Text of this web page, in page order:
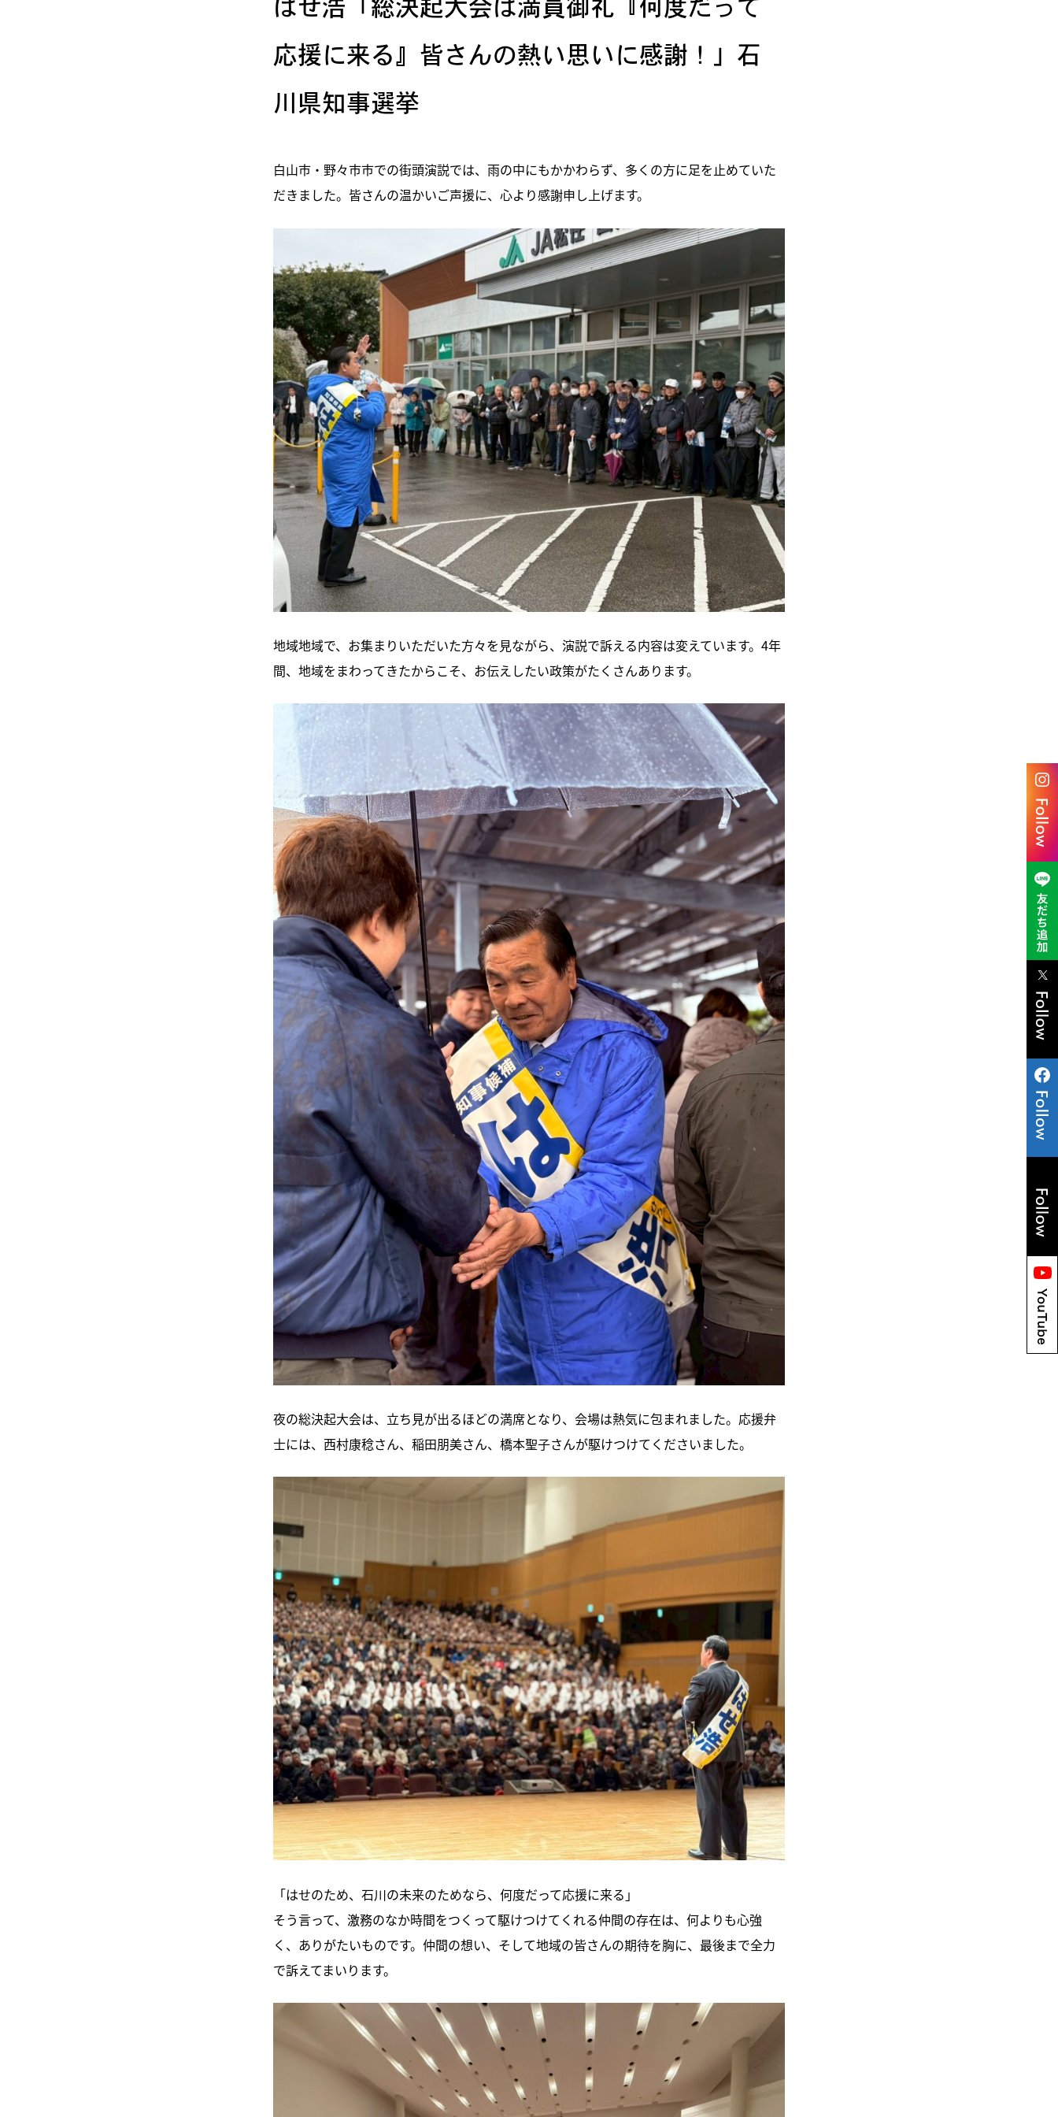
はせ浩「総決起大会は満員御礼『何度だって
応援に来る』皆さんの熱い思いに感謝！」石
川県知事選挙
白山市・野々市市での街頭演説では、雨の中にもかかわらず、多くの方に足を止めていた
だきました。皆さんの温かいご声援に、心より感謝申し上げます。
地域地域で、お集まりいただいた方々を見ながら、演説で訴える内容は変えています。4年
間、地域をまわってきたからこそ、お伝えしたい政策がたくさんあります。
夜の総決起大会は、立ち見が出るほどの満席となり、会場は熱気に包まれました。応援弁
士には、西村康稔さん、稲田朋美さん、橋本聖子さんが駆けつけてくださいました。
「はせのため、石川の未来のためなら、何度だって応援に来る」
そう言って、激務のなか時間をつくって駆けつけてくれる仲間の存在は、何よりも心強
く、ありがたいものです。仲間の想い、そして地域の皆さんの期待を胸に、最後まで全力
で訴えてまいります。